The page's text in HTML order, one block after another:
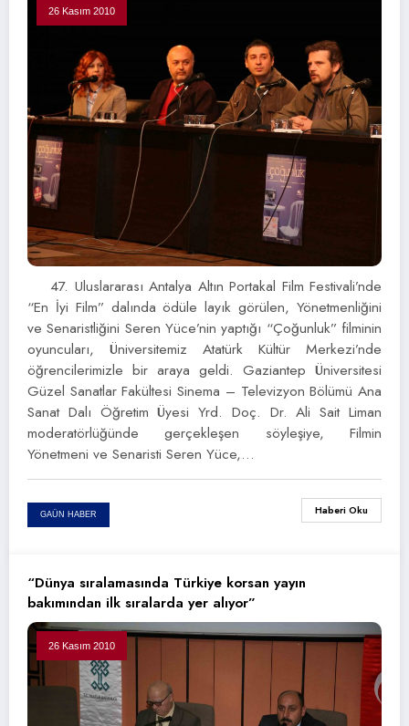
26 Kasım 2010
47. Uluslararası Antalya Altın Portakal Film Festivali’nde
“En İyi Film” dalında ödüle layık görülen, Yönetmenliğini
ve Senaristliğini Seren Yüce’nin yaptığı “Çoğunluk” filminin
oyuncuları, Üniversitemiz Atatürk Kültür Merkezi’nde
öğrencilerimizle bir araya geldi. Gaziantep Üniversitesi
Güzel Sanatlar Fakültesi Sinema – Televizyon Bölümü Ana
Sanat Dalı Öğretim Üyesi Yrd. Doç. Dr. Ali Sait Liman
moderatörlüğünde gerçekleşen söyleşiye, Filmin
Yönetmeni ve Senaristi Seren Yüce,…
GAÜN HABER Haberi Oku
“Dünya sıralamasında Türkiye korsan yayın
bakımından ilk sıralarda yer alıyor”
26 Kasım 2010